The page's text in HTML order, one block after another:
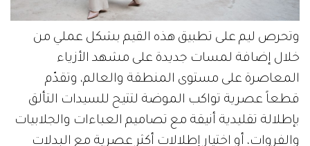
وتحرص ليم على تطبيق هذه القيم بشكل عملي من
خلال إضافة لمسات جديدة على مشهد الأزياء
المعاصرة على مستوى المنطقة والعالم، وتقدّم
قطعاً عصرية تواكب الموضة لتتيح للسيدات التألق
بإطلالة تقليدية أنيقة مع تصاميم العباءات والجلابيات
والفروات، أو اختيار إطلالات أكثر عصرية مع البدلات